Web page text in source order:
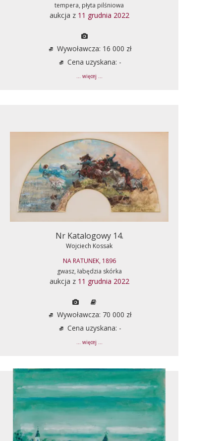
tempera, płyta pilśniowa
aukcja z 11 grudnia 2022
Wywoławcza: 16 000 zł
Cena uzyskana: -
... więcej ...
Nr Katalogowy 14.
Wojciech Kossak
NA RATUNEK, 1896
gwasz, łabędzia skórka
aukcja z 11 grudnia 2022
Wywoławcza: 70 000 zł
Cena uzyskana: -
... więcej ...